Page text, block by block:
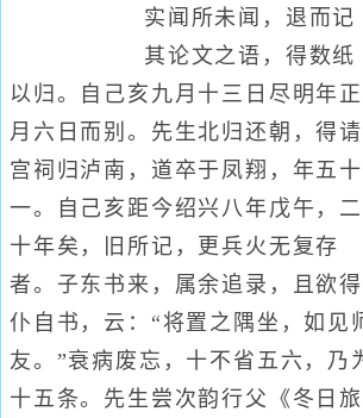
实闻所未闻，退而记
其论文之语，得数纸
以归。自己亥九月十三日尽明年正
月六日而别。先生北归还朝，得请
宫祠归泸南，道卒于凤翔，年五十
一。自己亥距今绍兴八年戊午，二
十年矣，旧所记，更兵火无复存
者。子东书来，属余追录，且欲得
仆自书，云：“将置之隅坐，如见
友。”衰病废忘，十不省五六，乃
十五条。先生尝次韵行父《冬日